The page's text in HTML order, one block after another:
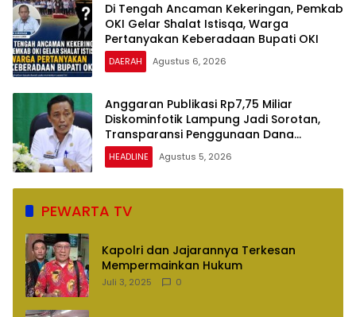
Di Tengah Ancaman Kekeringan, Pemkab
OKI Gelar Shalat Istisqa, Warga
Pertanyakan Keberadaan Bupati OKI
DAERAH Agustus 6, 2026
Anggaran Publikasi Rp7,75 Miliar
Diskominfotik Lampung Jadi Sorotan,
Transparansi Penggunaan Dana
Dipertanyakan
HEADLINE Agustus 5, 2026
PEWARTA TV
Kapolri dan Jajarannya Terkesan
Mempermainkan Hukum
Juli 3, 2025 0